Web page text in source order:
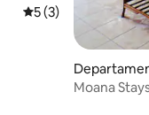
Calificación
5 (3)
Moana